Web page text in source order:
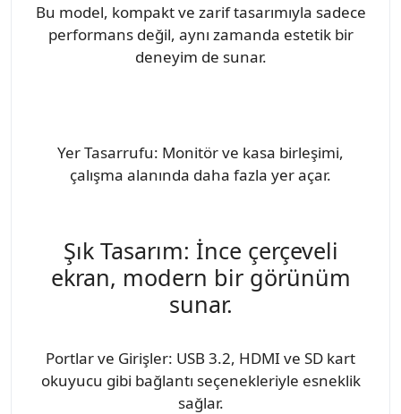
Bu model, kompakt ve zarif tasarımıyla sadece
performans değil, aynı zamanda estetik bir
deneyim de sunar.
Yer Tasarrufu: Monitör ve kasa birleşimi,
çalışma alanında daha fazla yer açar.
Şık Tasarım: İnce çerçeveli
ekran, modern bir görünüm
sunar.
Portlar ve Girişler: USB 3.2, HDMI ve SD kart
okuyucu gibi bağlantı seçenekleriyle esneklik
sağlar.